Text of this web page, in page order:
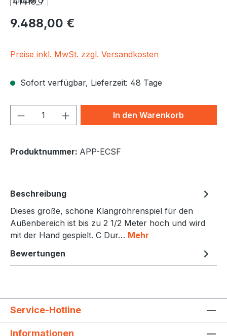
Regulärer Preis:
9.488,00 €
Preise inkl. MwSt. zzgl. Versandkosten
Sofort verfügbar, Lieferzeit: 48 Tage
Produkt Anzahl: Gib denIn den Warenkorb
Produktnummer: APP-ECSF
Beschreibung
Dieses große, schöne Klangröhrenspiel für den
Außenbereich ist bis zu 2 1/2 Meter hoch und wird
mit der Hand gespielt. C Dur… Mehr
Bewertungen
Service-Hotline
Informationen